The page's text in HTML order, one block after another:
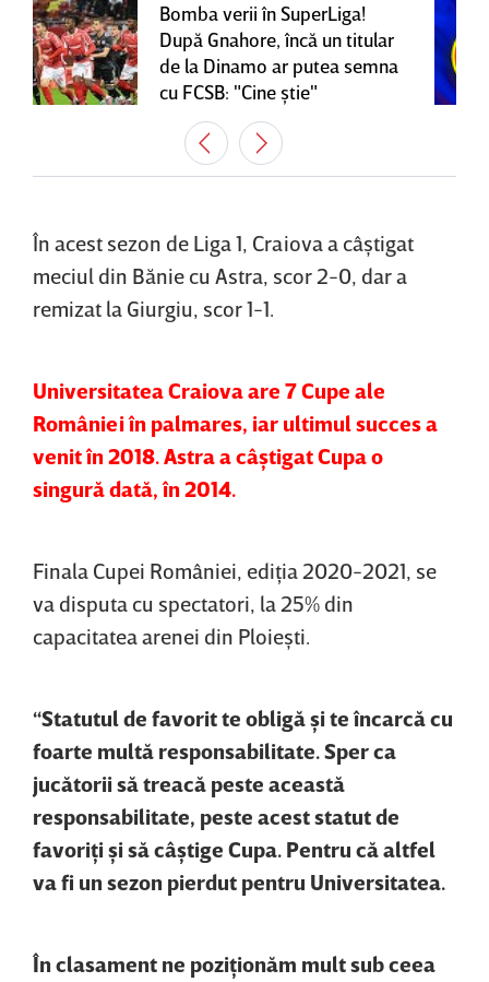
Bomba verii în SuperLiga!
După Gnahore, încă un titular
de la Dinamo ar putea semna
cu FCSB: "Cine ştie"
În acest sezon de Liga 1, Craiova a câştigat
meciul din Bănie cu Astra, scor 2-0, dar a
remizat la Giurgiu, scor 1-1.
Universitatea Craiova are 7 Cupe ale
României în palmares, iar ultimul succes a
venit în 2018. Astra a câştigat Cupa o
singură dată, în 2014.
Finala Cupei României, ediţia 2020-2021, se
va disputa cu spectatori, la 25% din
capacitatea arenei din Ploieşti.
“Statutul de favorit te obligă şi te încarcă cu
foarte multă responsabilitate. Sper ca
jucătorii să treacă peste această
responsabilitate, peste acest statut de
favoriţi şi să câştige Cupa. Pentru că altfel
va fi un sezon pierdut pentru Universitatea.
În clasament ne poziţionăm mult sub ceea